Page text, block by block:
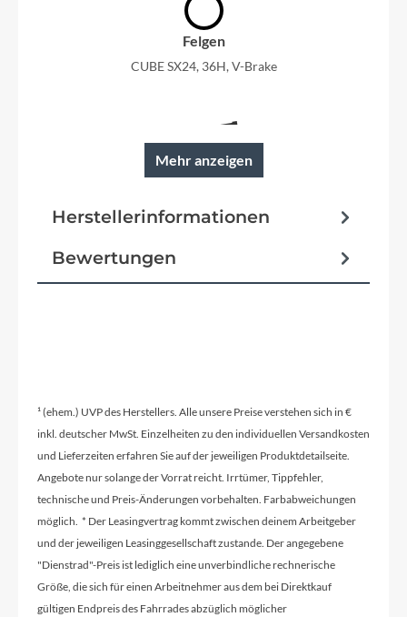
Felgen
CUBE SX24, 36H, V-Brake
Rahmen
Pedale
CUBEstand Cmpt
Mehr anzeigen
Herstellerinformationen
Bewertungen
¹ (ehem.) UVP des Herstellers. Alle unsere Preise verstehen sich in €
inkl. deutscher MwSt. Einzelheiten zu den individuellen Versandkosten
und Lieferzeiten erfahren Sie auf der jeweiligen Produktdetailseite.
Angebote nur solange der Vorrat reicht. Irrtümer, Tippfehler,
technische und Preis-Änderungen vorbehalten. Farbabweichungen
möglich. * Der Leasingvertrag kommt zwischen deinem Arbeitgeber
und der jeweiligen Leasinggesellschaft zustande. Der angegebene
"Dienstrad"-Preis ist lediglich eine unverbindliche rechnerische
Größe, die sich für einen Arbeitnehmer aus dem bei Direktkauf
gültigen Endpreis des Fahrrades abzüglich möglicher